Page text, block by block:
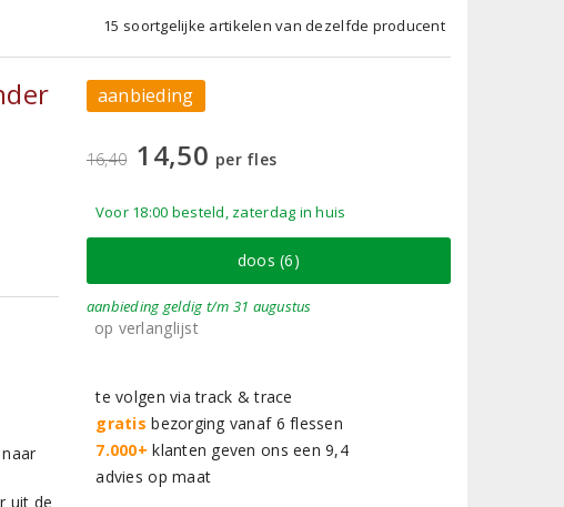
15 soortgelijke artikelen van dezelfde producent
uit de
aanbieding
16,40 14,50 per fles
Voor 18:00 besteld, zaterdag in huis
doos (6)
aanbieding geldig t/m 31 augustus
op verlanglijst
te volgen via track & trace
gratis bezorging vanaf 6 flessen
7.000+ klanten geven ons een 9,4
advies op maat